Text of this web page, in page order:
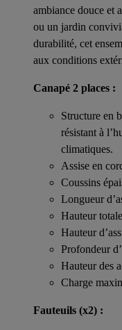
ambiance douce et
ou un jardin
durabilité, cet
aux conditions
Canapé 2 places :
Structure en
résistant à
climatiques.
Assise en
Coussins
Longueur
Hauteur
Hauteur
Profondeur
Hauteur des
Charge
Fauteuils (x2) :